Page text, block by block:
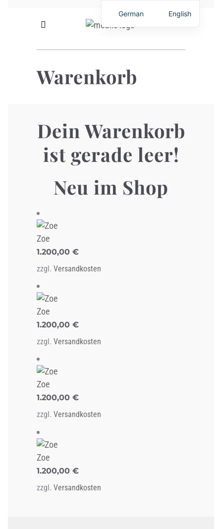
Warenkorb
Dein Warenkorb
ist gerade leer!
Neu im Shop
Zoe
1.200,00 €
zzgl. Versandkosten
Zoe
1.200,00 €
zzgl. Versandkosten
Zoe
1.200,00 €
zzgl. Versandkosten
Zoe
1.200,00 €
zzgl. Versandkosten
German English